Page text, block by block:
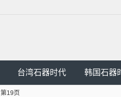
台湾石器时代 韩国石器
第19页